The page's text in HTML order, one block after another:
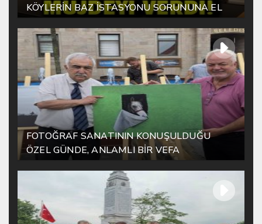
KÖYLERİN BAZ İSTASYONU SORUNUNA EL
ATTI!
FOTOĞRAF SANATININ KONUŞULDUĞU
ÖZEL GÜNDE, ANLAMLI BİR VEFA